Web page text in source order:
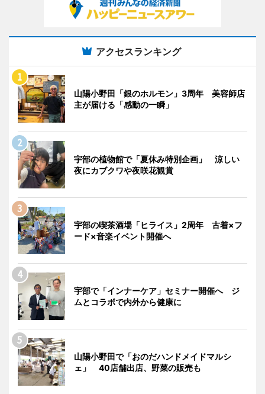
アクセスランキング
山陽小野田「銀のホルモン」3周年 美容師店
主が届ける「感動の一瞬」
宇部の植物館で「夏休み特別企画」 涼しい
夜にカブクワや夜咲花観賞
宇部の喫茶酒場「ヒライス」2周年 古着×フ
ード×音楽イベント開催へ
宇部で「インナーケア」セミナー開催へ ジ
ムとコラボで内外から健康に
山陽小野田で「おのだハンドメイドマルシ
ェ」 40店舗出店、野菜の販売も